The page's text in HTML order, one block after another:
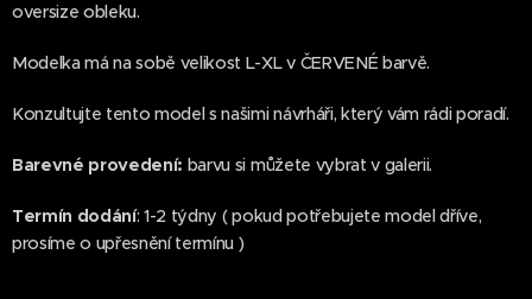
oversize obleku.
Modelka má na sobě velikost L-XL v ČERVENÉ barvě.
Konzultujte tento model s našimi návrháři, který vám rádi poradí.
Barevné provedení: barvu si můžete vybrat v galerii.
Termín dodání: 1-2 týdny ( pokud potřebujete model dříve,
prosíme o upřesnění termínu )